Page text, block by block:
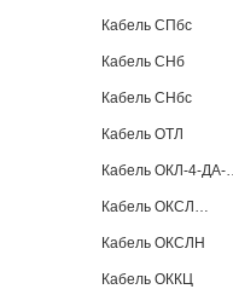
Кабель СПбс
Кабель СНб
Кабель СНбс
Кабель ОТЛ
Кабель ОКЛ-4-ДА-
Кабель ОКСЛ…
Кабель ОКСЛН
Кабель ОККЦ